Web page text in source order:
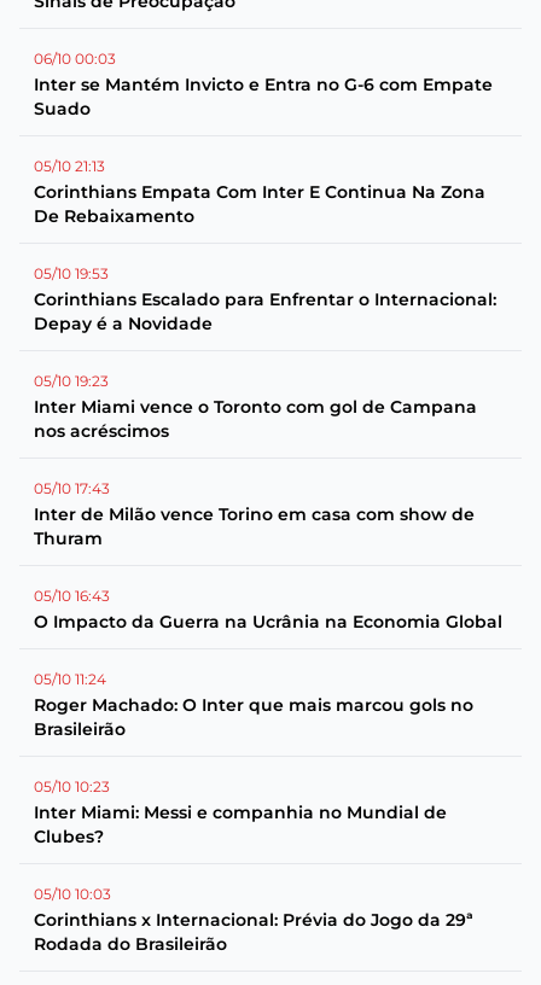
06/10 00:03
Inter se Mantém Invicto e Entra no G-6 com Empate
Suado
05/10 21:13
Corinthians Empata Com Inter E Continua Na Zona
De Rebaixamento
05/10 19:53
Corinthians Escalado para Enfrentar o Internacional:
Depay é a Novidade
05/10 19:23
Inter Miami vence o Toronto com gol de Campana
nos acréscimos
05/10 17:43
Inter de Milão vence Torino em casa com show de
Thuram
05/10 16:43
O Impacto da Guerra na Ucrânia na Economia Global
05/10 11:24
Roger Machado: O Inter que mais marcou gols no
Brasileirão
05/10 10:23
Inter Miami: Messi e companhia no Mundial de
Clubes?
05/10 10:03
Corinthians x Internacional: Prévia do Jogo da 29ª
Rodada do Brasileirão